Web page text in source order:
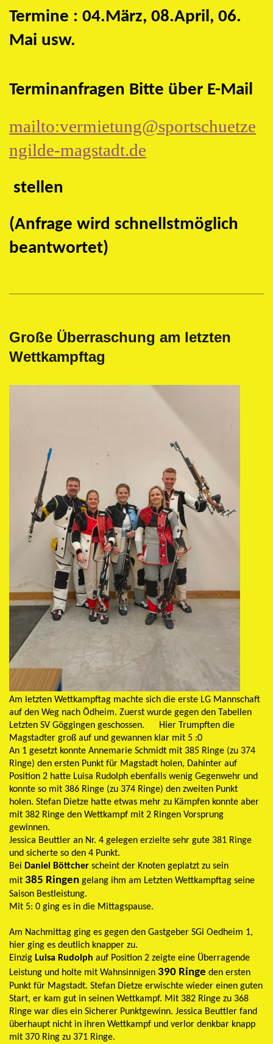
Termine : 04.März, 08.April, 06.
Mai usw.
Terminanfragen Bitte über E-Mail
mailto:vermietung@sportschuetze
ngilde-magstadt.de
stellen
(Anfrage wird schnellstmöglich
beantwortet)
Große Überraschung am letzten
Wettkampftag
Am letzten Wettkampftag machte sich die erste LG Mannschaft
auf den Weg nach Ödheim. Zuerst wurde gegen den Tabellen
Letzten SV Göggingen geschossen. Hier Trumpften die
Magstadter groß auf und gewannen klar mit 5 :0
An 1 gesetzt konnte Annemarie Schmidt mit 385 Ringe (zu 374
Ringe) den ersten Punkt für Magstadt holen, Dahinter auf
Position 2 hatte Luisa Rudolph ebenfalls wenig Gegenwehr und
konnte so mit 386 Ringe (zu 374 Ringe) den zweiten Punkt
holen. Stefan Dietze hatte etwas mehr zu Kämpfen konnte aber
mit 382 Ringe den Wettkampf mit 2 Ringen Vorsprung
gewinnen.
Jessica Beuttler an Nr. 4 gelegen erzielte sehr gute 381 Ringe
und sicherte so den 4 Punkt.
Bei Daniel Böttcher scheint der Knoten geplatzt zu sein
mit 385 Ringen gelang ihm am Letzten Wettkampftag seine
Saison Bestleistung.
Mit 5: 0 ging es in die Mittagspause.
Am Nachmittag ging es gegen den Gastgeber SGi Oedheim 1,
hier ging es deutlich knapper zu.
Einzig Luisa Rudolph auf Position 2 zeigte eine Überragende
Leistung und holte mit Wahnsinnigen 390 Ringe den ersten
Punkt für Magstadt. Stefan Dietze erwischte wieder einen guten
Start, er kam gut in seinen Wettkampf. Mit 382 Ringe zu 368
Ringe war dies ein Sicherer Punktgewinn. Jessica Beuttler fand
überhaupt nicht in ihren Wettkampf und verlor denkbar knapp
mit 370 Ring zu 371 Ringe.